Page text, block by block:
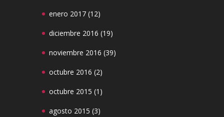
enero 2017 (12)
diciembre 2016 (19)
noviembre 2016 (39)
octubre 2016 (2)
octubre 2015 (1)
agosto 2015 (3)